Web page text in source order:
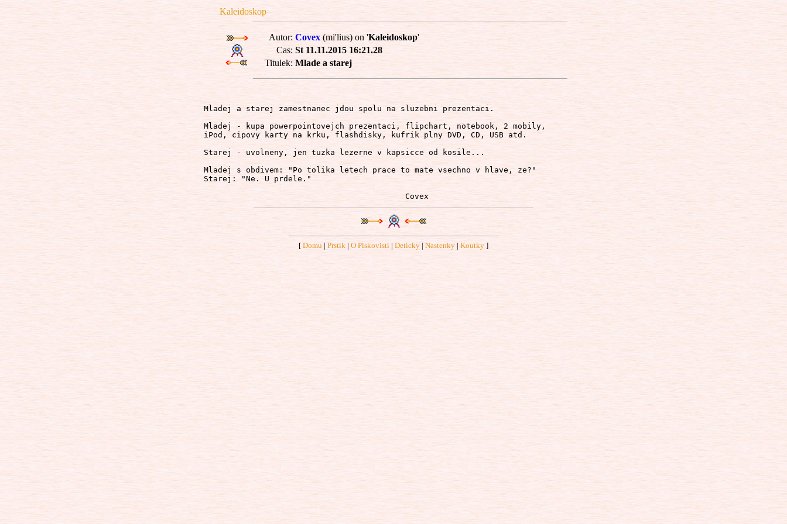
Kaleidoskop
Autor: Covex (mi'lius) on 'Kaleidoskop'
Cas: St 11.11.2015 16:21.28
Titulek: Mlade a starej
Mladej a starej zamestnanec jdou spolu na sluzebni prezentaci.
Mladej - kupa powerpointovejch prezentaci, flipchart, notebook, 2 mobily,
iPod, cipovy karty na krku, flashdisky, kufrik plny DVD, CD, USB atd.
Starej - uvolneny, jen tuzka lezerne v kapsicce od kosile...
Mladej s obdivem: "Po tolika letech prace to mate vsechno v hlave, ze?"
Starej: "Ne. U prdele."
[ Domu | Prstik | O Piskovisti | Deticky | Nastenky | Koutky ]